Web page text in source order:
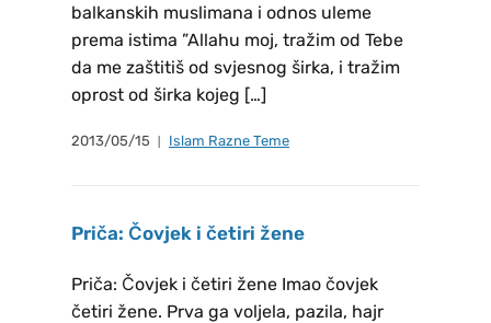
balkanskih muslimana i odnos uleme
prema istima ”Allahu moj, tražim od Tebe
da me zaštitiš od svjesnog širka, i tražim
oprost od širka kojeg […]
2013/05/15 Islam Razne Teme
Priča: Čovjek i četiri žene
Priča: Čovjek i četiri žene Imao čovjek
četiri žene. Prva ga voljela, pazila, hajr